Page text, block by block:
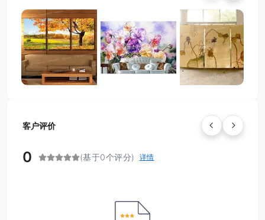
客户评价
0 (基于0个评分) 详情